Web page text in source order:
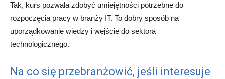
Tak, kurs pozwala zdobyć umiejętności potrzebne do
rozpoczęcia pracy w branży IT. To dobry sposób na
uporządkowanie wiedzy i wejście do sektora
technologicznego.
Na co się przebranżowić, jeśli interesuje